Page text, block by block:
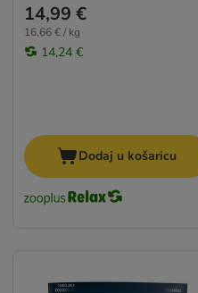
14,99 €
16,66 € / kg
14,24 €
Dodaj u košaricu